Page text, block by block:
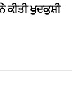
ਖੁਦਕੁਸ਼ੀ